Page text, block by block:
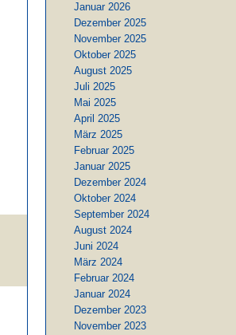
Januar 2026
Dezember 2025
November 2025
Oktober 2025
August 2025
Juli 2025
Mai 2025
April 2025
März 2025
Februar 2025
Januar 2025
Dezember 2024
Oktober 2024
September 2024
August 2024
Juni 2024
März 2024
Februar 2024
Januar 2024
Dezember 2023
November 2023